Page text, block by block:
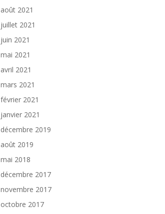
août 2021
juillet 2021
juin 2021
mai 2021
avril 2021
mars 2021
février 2021
janvier 2021
décembre 2019
août 2019
mai 2018
décembre 2017
novembre 2017
octobre 2017